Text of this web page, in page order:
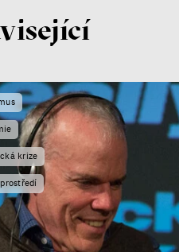
krize